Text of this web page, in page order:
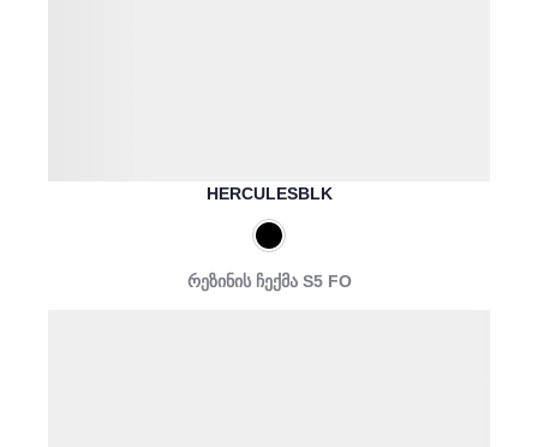
HERCULESBLK
რეზინის ჩექმა S5 FO